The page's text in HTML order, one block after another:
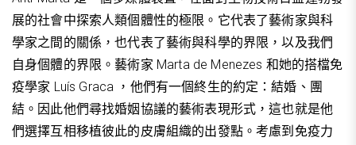
展的社會中探索人類個體性的極限。它代表了藝術家與科
學家之間的關係，也代表了藝術與科學的界限，以及我們
自身個體的界限。藝術家 Marta de Menezes 和她的搭檔免
疫學家 Luís Graca ，他們有一個終生的約定：結婚、團
結。因此他們尋找婚姻協議的藝術表現形式，這也就是他
們選擇互相移植彼此的皮膚組織的出發點。考慮到免疫力